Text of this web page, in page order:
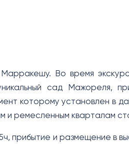
Во время
сад Мажореля,
которому установлен в
и ремесленным кварталам
прибытие и размещение в